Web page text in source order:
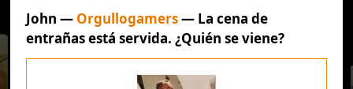
John — Orgullogamers— La cena de
entrañas está servida. ¿Quién se viene?